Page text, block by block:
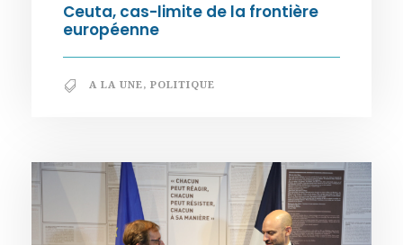
Ceuta, cas-limite de la frontière
européenne
A LA UNE, POLITIQUE